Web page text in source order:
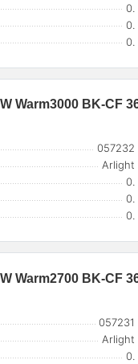
0.
0.
0.
Warm3000 BK-CF
057232
Arlight
0.
0.
0.
Warm2700 BK-CF
057231
Arlight
0.